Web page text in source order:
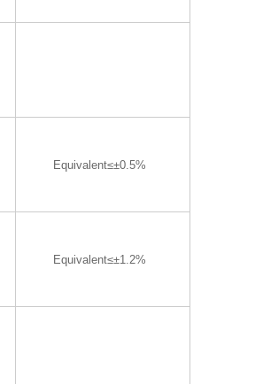
Equivalent≤±0.5%
Equivalent≤±1.2%